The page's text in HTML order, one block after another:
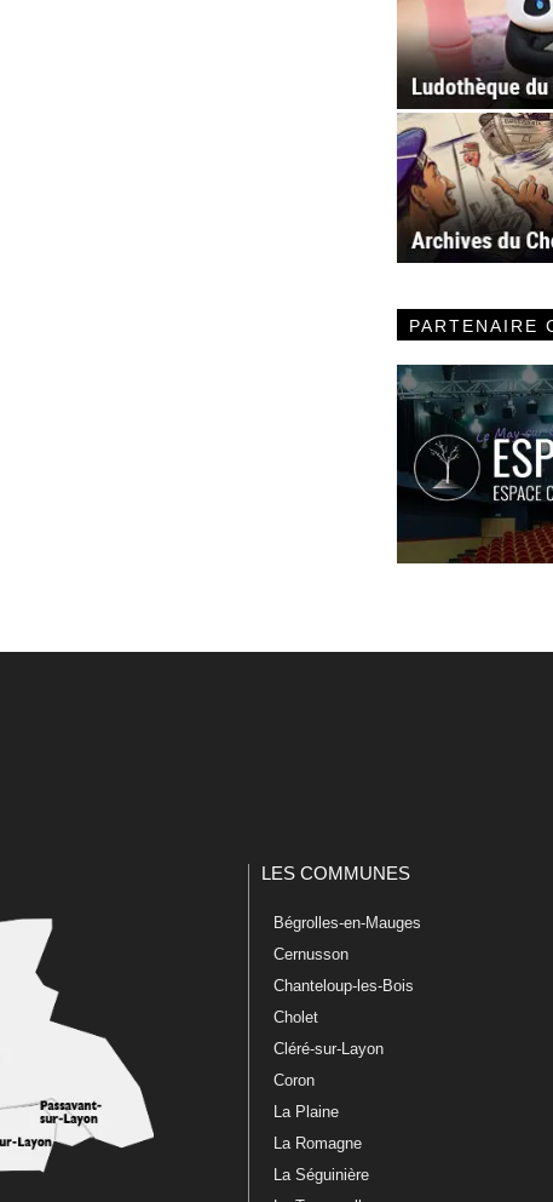
PARTENAIRE
LES COMMUNES
Bégrolles-en-Mauges
Cernusson
Chanteloup-les-Bois
Cholet
Cléré-sur-Layon
Coron
La Plaine
La Romagne
La Séguinière